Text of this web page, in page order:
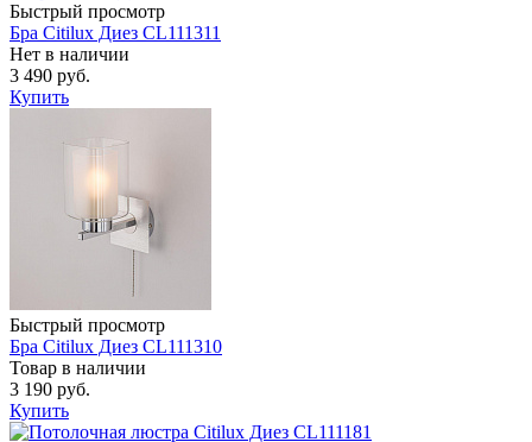
Быстрый просмотр
Бра Citilux Диез CL111311
Нет в наличии
3 490 руб.
Купить
Быстрый просмотр
Бра Citilux Диез CL111310
Товар в наличии
3 190 руб.
Купить